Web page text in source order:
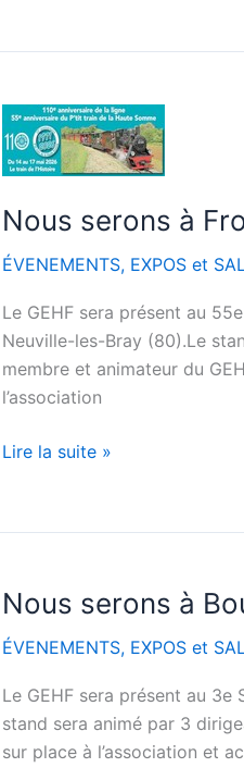
Nous serons à
ÉVENEMENTS, EXPOS et
Le GEHF sera présent au
Neuville-les-Bray (80).Le
membre et animateur du
l’association
Nous
serons
à
du
14
17
mai
2026
Lire la suite »
Nous serons à
ÉVENEMENTS, EXPOS et
Le GEHF sera présent au
stand sera animé par 3
sur place à l’association et
Nous
à